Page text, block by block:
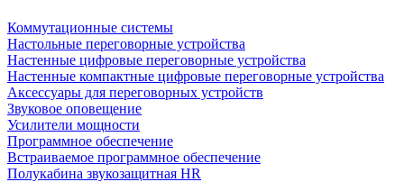
Коммутационные системы
Настольные переговорные устройства
Настенные цифровые переговорные устройства
Настенные компактные цифровые переговорные устройства
Аксессуары для переговорных устройств
Звуковое оповещение
Усилители мощности
Программное обеспечение
Встраиваемое программное обеспечение
Полукабина звукозащитная HR